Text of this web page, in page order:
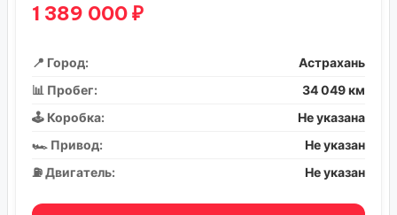
1 389 000 ₽
📍 Город:
Астрахань
📊 Пробег:
34 049 км
🕹️ Коробка:
Не указана
🏎️ Привод:
Не указан
⛽ Двигатель:
Не указан